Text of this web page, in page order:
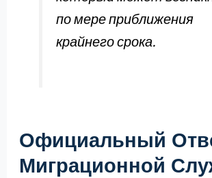
по мере приближения
крайнего срока.
Официальный
Миграционной